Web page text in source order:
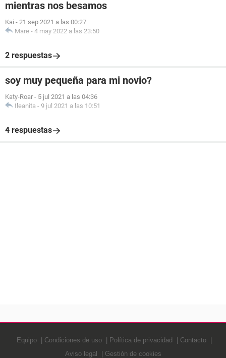
mientras nos besamos
Kai - 21 sep 2021 a las 00:27
Mare - 4 may 2022 a las 23:50
2 respuestas
soy muy pequeña para mi novio?
Katy-Roar - 5 jul 2021 a las 04:36
Ileanita - 9 jul 2021 a las 10:51
4 respuestas
Equipo Condiciones de uso Política de privacidad
Contacto
Aviso legal
Gestión de cookies